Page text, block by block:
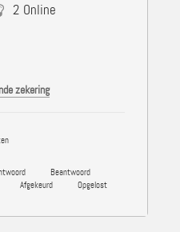
2 Online
zekering
Beantwoord
Afgekeurd
Opgelost